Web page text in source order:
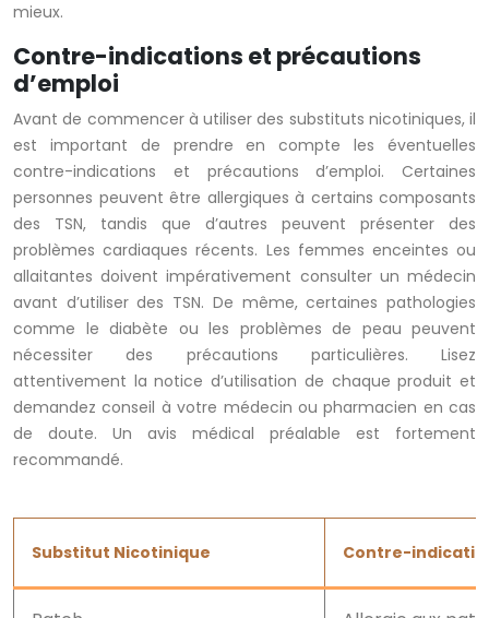
mieux.
Contre-indications et précautions
d’emploi
Avant de commencer à utiliser des substituts nicotiniques, il
est important de prendre en compte les éventuelles
contre-indications et précautions d’emploi. Certaines
personnes peuvent être allergiques à certains composants
des TSN, tandis que d’autres peuvent présenter des
problèmes cardiaques récents. Les femmes enceintes ou
allaitantes doivent impérativement consulter un médecin
avant d’utiliser des TSN. De même, certaines pathologies
comme le diabète ou les problèmes de peau peuvent
nécessiter des précautions particulières. Lisez
attentivement la notice d’utilisation de chaque produit et
demandez conseil à votre médecin ou pharmacien en cas
de doute. Un avis médical préalable est fortement
recommandé.
Substitut Nicotinique Contre-